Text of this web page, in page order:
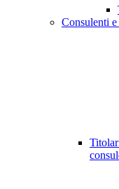
Consulenti